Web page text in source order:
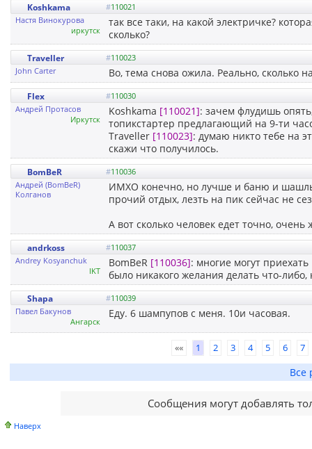
Koshkama #110021
Настя Винокурова
иркутск
так все таки, на какой электричке?
сколько?
Traveller #110023
John Carter
Во, тема снова ожила. Реально, сколько
Flex #110030
Андрей Пpотасов
Иркутск
Koshkama [110021]: зачем флудишь
топикстартер предлагающий на 9-ти
Traveller [110023]: думаю никто тебе на
скажи что получилось.
BomBeR #110036
Андрей (BomBeR)
Колганов
ИМХО конечно, но лучше и баню и
прочий отдых, лезть на пик сейчас не
А вот сколько человек едет точно,
andrkoss #110037
Andrey Kosyanchuk
IKT
BomBeR [110036]: многие могут
было никакого желания делать что-
Shapa #110039
Павел Бакунов
Ангарск
Еду. 6 шампупов с меня. 10и часовая.
«« 1 2 3 4 5 6 7
Все
Сообщения могут добавлять
Наверх